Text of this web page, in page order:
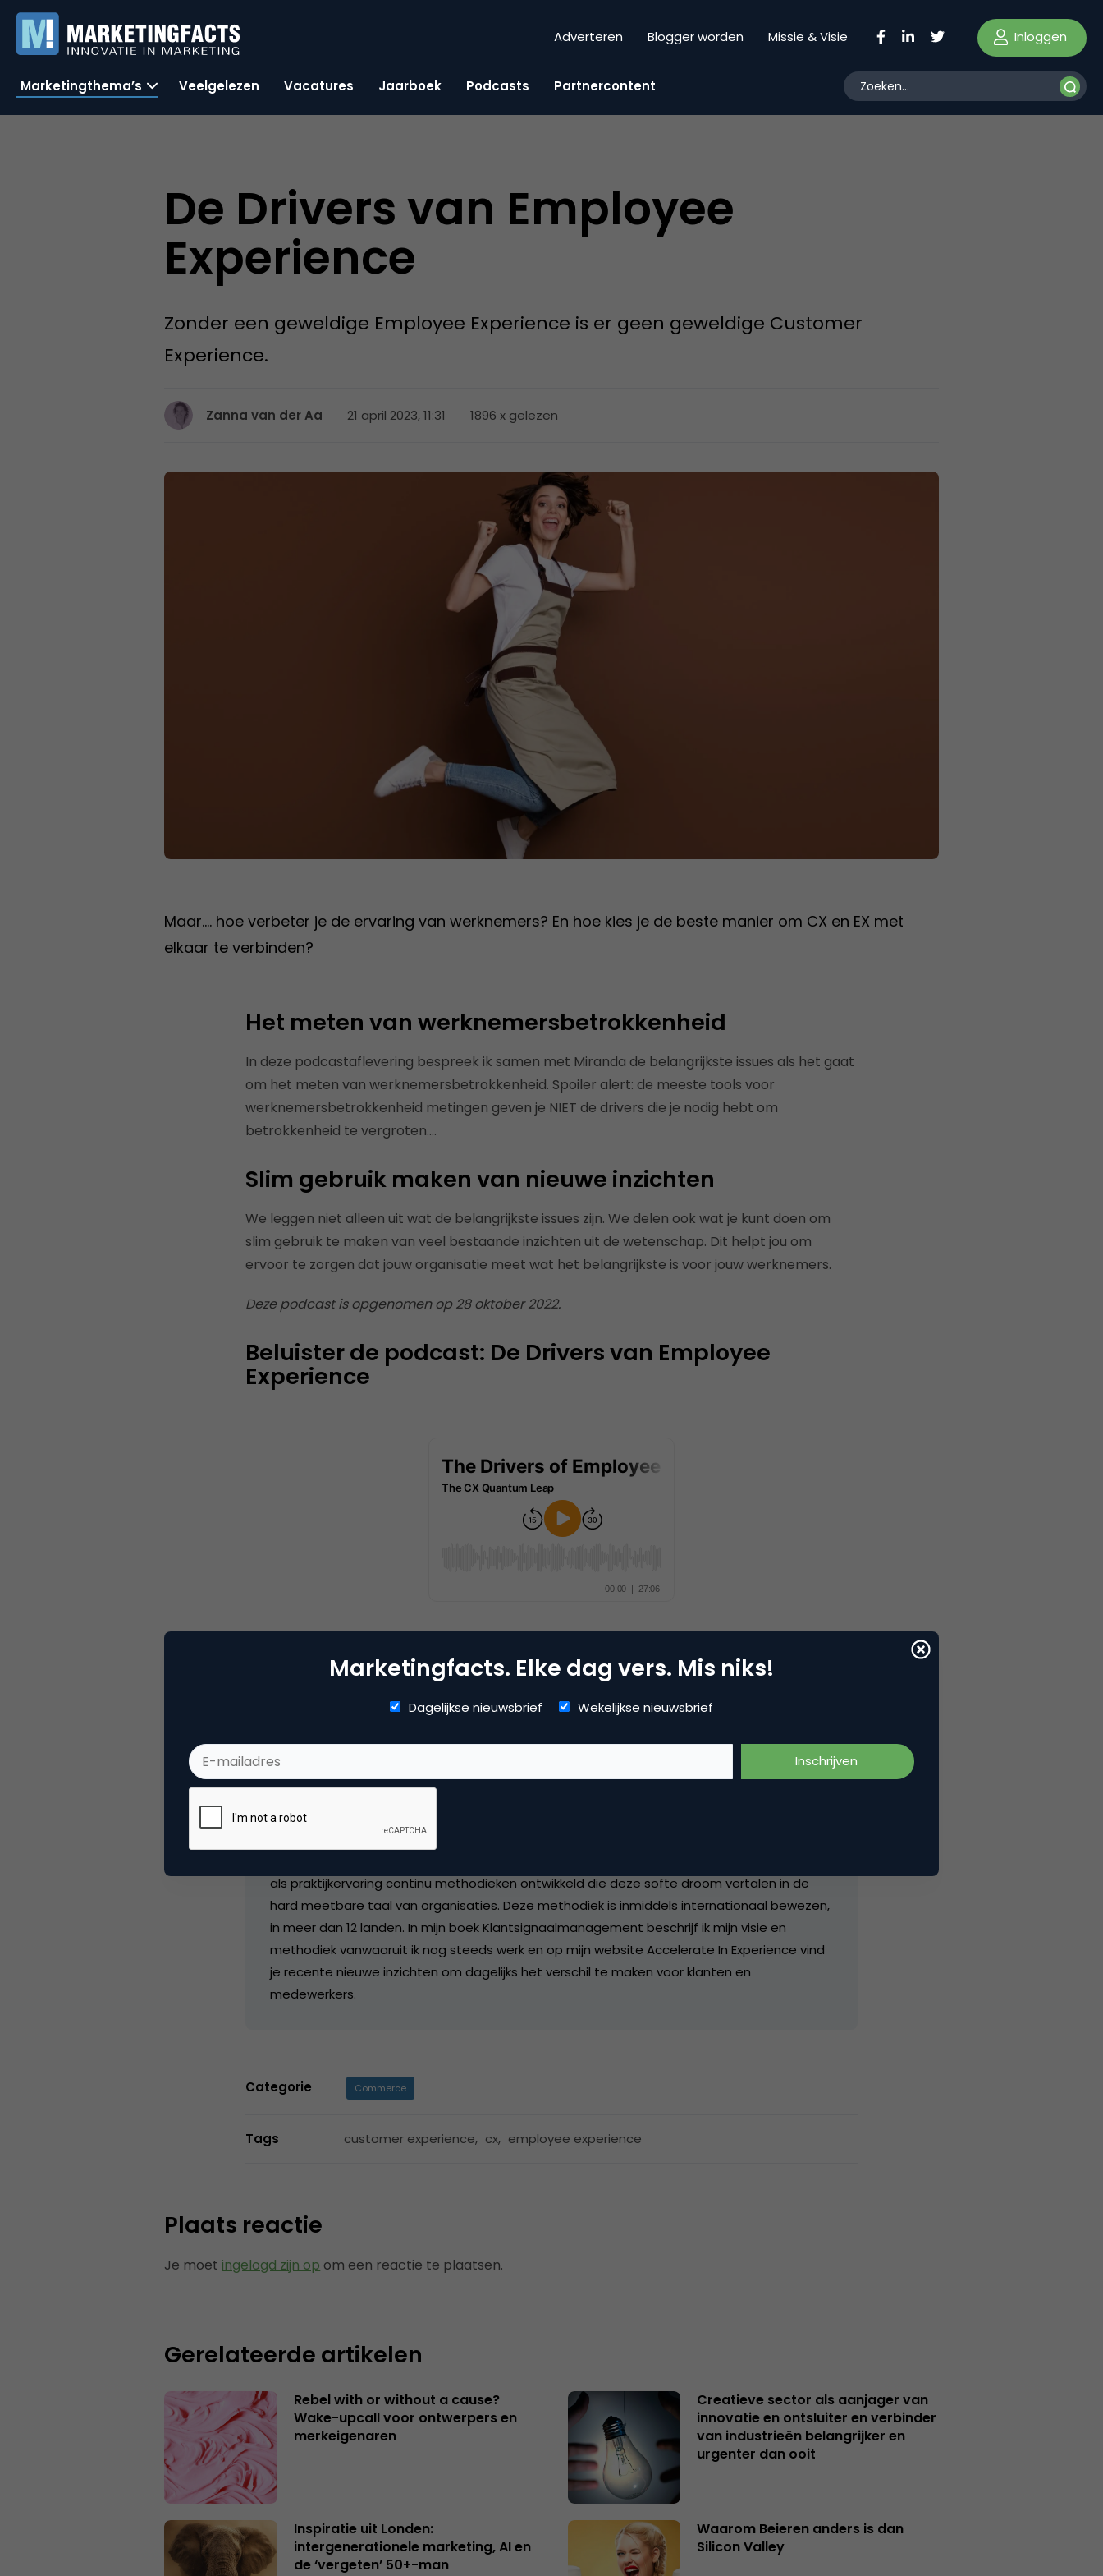
Adverteren Blogger worden Missie & Visie Inloggen
Marketingthema’s Veelgelezen Vacatures Jaarboek Podcasts Partnercontent
De Drivers van Employee
Experience
Zonder een geweldige Employee Experience is er geen geweldige Customer
Experience.
Zanna van der Aa 21 april 2023, 11:31 1896 x gelezen
Maar…. hoe verbeter je de ervaring van werknemers? En hoe kies je de beste manier om CX en EX met
elkaar te verbinden?
Het meten van werknemersbetrokkenheid
In deze podcastaflevering bespreek ik samen met Miranda de belangrijkste issues als het gaat
om het meten van werknemersbetrokkenheid. Spoiler alert: de meeste tools voor
werknemersbetrokkenheid metingen geven je NIET de drivers die je nodig hebt om
betrokkenheid te vergroten….
Slim gebruik maken van nieuwe inzichten
We leggen niet alleen uit wat de belangrijkste issues zijn. We delen ook wat je kunt doen om
slim gebruik te maken van veel bestaande inzichten uit de wetenschap. Dit helpt jou om
ervoor te zorgen dat jouw organisatie meet wat het belangrijkste is voor jouw werknemers.
Deze podcast is opgenomen op 28 oktober 2022.
Beluister de podcast: De Drivers van Employee
Experience
Zanna van der Aa
Mijn 'reason of being' is ervoor te zorgen dat organisaties goed omgaan met mensen:
als praktijkervaring continu methodieken ontwikkeld die deze softe droom vertalen in de
hard meetbare taal van organisaties. Deze methodiek is inmiddels internationaal bewezen,
in meer dan 12 landen. In mijn boek Klantsignaalmanagement beschrijf ik mijn visie en
methodiek vanwaaruit ik nog steeds werk en op mijn website Accelerate In Experience vind
je recente nieuwe inzichten om dagelijks het verschil te maken voor klanten en
medewerkers.
Categorie Commerce
Tags customer experience, cx, employee experience
Plaats reactie
Je moet ingelogd zijn op om een reactie te plaatsen.
Gerelateerde artikelen
Rebel with or without a cause?
Wake-upcall voor ontwerpers en
merkeigenaren
Creatieve sector als aanjager van
innovatie en ontsluiter en verbinder
van industrieën belangrijker en
urgenter dan ooit
Inspiratie uit Londen:
intergenerationele marketing, AI en
de ‘vergeten’ 50+-man
Waarom Beieren anders is dan
Silicon Valley
Marketingfacts. Elke dag vers. Mis niks!
Dagelijkse nieuwsbrief Wekelijkse nieuwsbrief